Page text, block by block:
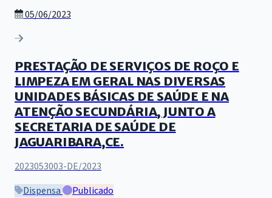
05/06/2023
PRESTAÇÃO DE SERVIÇOS DE ROÇO E
LIMPEZA EM GERAL NAS DIVERSAS
UNIDADES BÁSICAS DE SAÚDE E NA
ATENÇÃO SECUNDÁRIA, JUNTO A
SECRETARIA DE SAÚDE DE
JAGUARIBARA,CE.
2023053003-DE/2023
Dispensa
Publicado